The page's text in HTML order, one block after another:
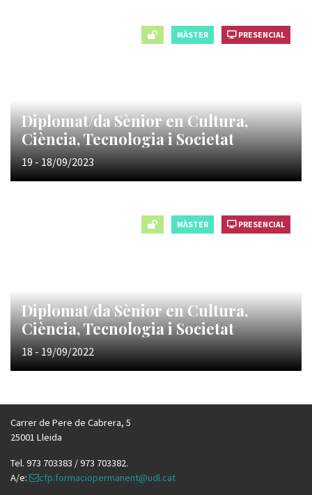
MÀSTER PRESENCIAL
Diplomat/da Sènior en Cultura,
Ciència, Tecnologia i Societat
19 - 18/09/2023
MÀSTER PRESENCIAL
Diplomat/da Sènior en Cultura,
Ciència, Tecnologia i Societat
18 - 19/09/2022
Carrer de Pere de Cabrera, 5
25001 Lleida
Tel. 973 703383 / 973 703382.
A/e:
cfp.formaciopermanent@udl.cat